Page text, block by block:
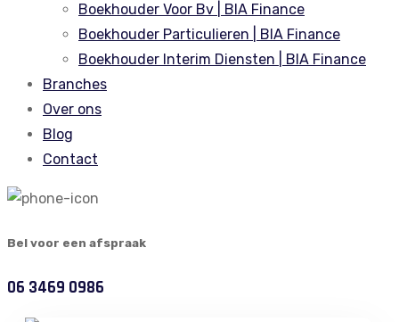
Boekhouder Voor Bv | BIA Finance
Boekhouder Particulieren | BIA Finance
Boekhouder Interim Diensten | BIA Finance
Branches
Over ons
Blog
Contact
Bel voor een afspraak
06 3469 0986